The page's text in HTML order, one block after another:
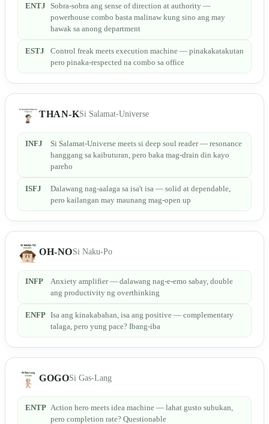
ENTJ
Sobra-sobra ang sense of direction at authority —
powerhouse combo basta malinaw kung sino ang may
hawak sa anong department
ESTJ
Control freak meets execution machine — pinakakatakutan
pero pinaka-respected na combo sa office
THAN-KSi Salamat-Universe
INFJ
Si Salamat-Universe meets si deep soul reader — resonance
hanggang sa kaibuturan, pero baka mag-drain din kayo
pareho
ISFJ
Dalawang nag-aalaga sa isa't isa — solid at dependable,
pero kailangan may maunang mag-open up
OH-NOSi Naku-Po
INFP
Anxiety amplifier — dalawang nag-e-emo sabay, double
ang productivity ng overthinking
ENFP Isa ang kinakabahan, isa ang positive — complementary
talaga, pero yung pace? Ibang-iba
GOGOSi Gas-Lang
ENTP Action hero meets idea machine — lahat gusto subukan,
pero completion rate? Questionable